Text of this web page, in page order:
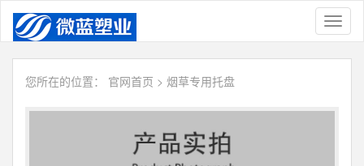
您所在的位置： 官网首页 > 烟草专用托盘